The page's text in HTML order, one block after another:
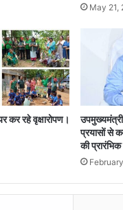
May 21,
कर रहे वृक्षारोपण।
प्रयासों से
की